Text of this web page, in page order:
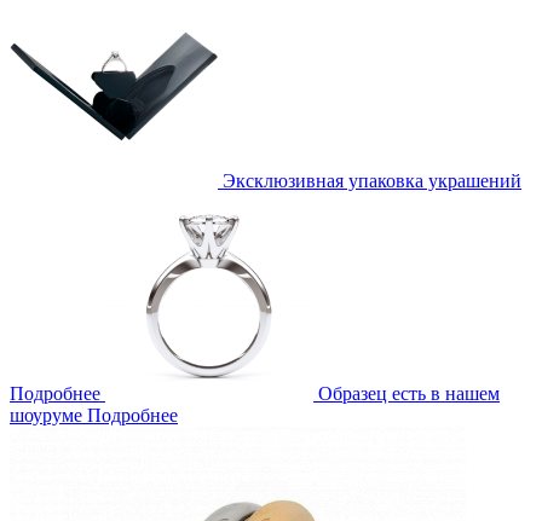
Эксклюзивная упаковка украшений
Подробнее
Образец есть в нашем
шоуруме Подробнее